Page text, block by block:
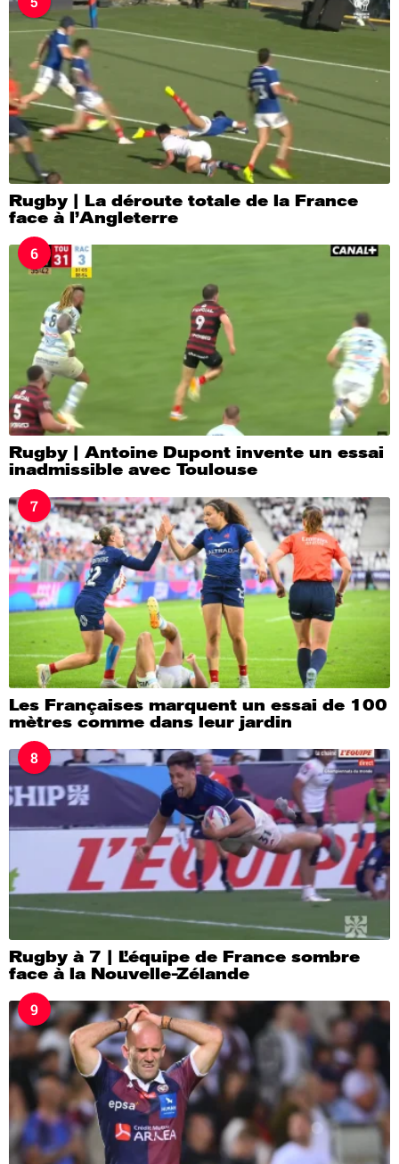
Rugby | La déroute totale de la France
face à l’Angleterre
6
Rugby | Antoine Dupont invente un essai
inadmissible avec Toulouse
7
Les Françaises marquent un essai de 100
mètres comme dans leur jardin
8
Rugby à 7 | L’équipe de France sombre
face à la Nouvelle-Zélande
9